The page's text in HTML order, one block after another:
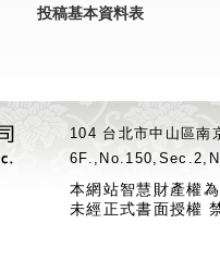
投稿基本資料表
104 台北市中山區
本網站智慧財產權
未經正式書面授權